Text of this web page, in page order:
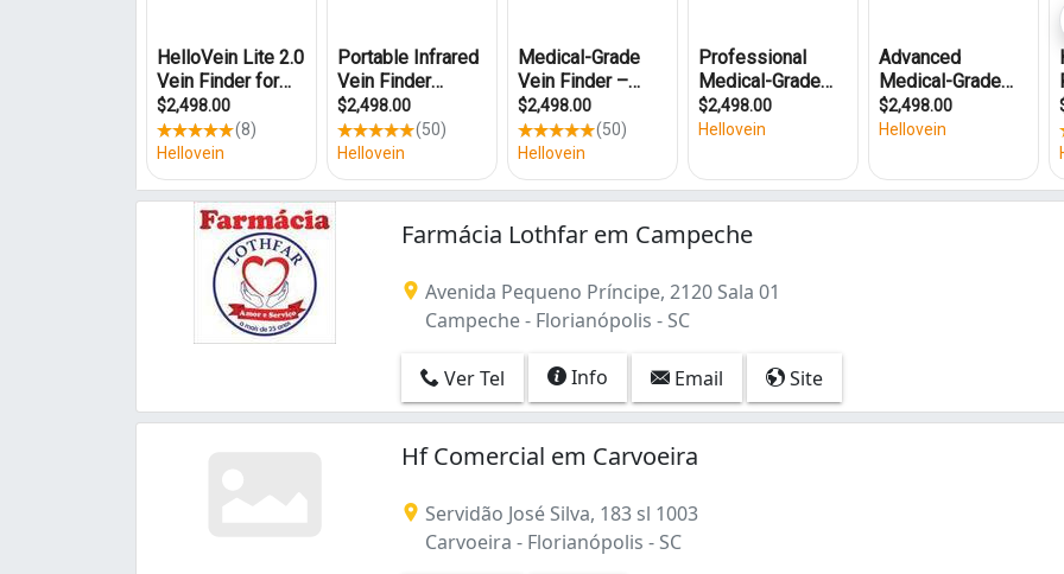
Monte Cristo (1)
Pantanal (1)
Ribeirão da Ilha (1)
Saco Grande (2)
Santa Mônica (1)
Trindade (2)
Farmácia Lothfar em Campeche
Avenida Pequeno Príncipe, 2120 Sala 01
Campeche - Florianópolis - SC
Ver Tel Info Email Site
Hf Comercial em Carvoeira
Servidão José Silva, 183 sl 1003
Carvoeira - Florianópolis - SC